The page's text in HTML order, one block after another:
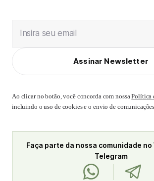
Insira seu email
Assinar Newsletter
Ao clicar no botão, você concorda com nossaPolítica
incluindo o uso de cookies e o envio de
Faça parte da nossa comunidade no
Telegram